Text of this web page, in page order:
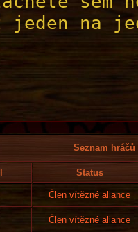
Seznam
Status
Člen vítězné aliance
Člen vítězné aliance